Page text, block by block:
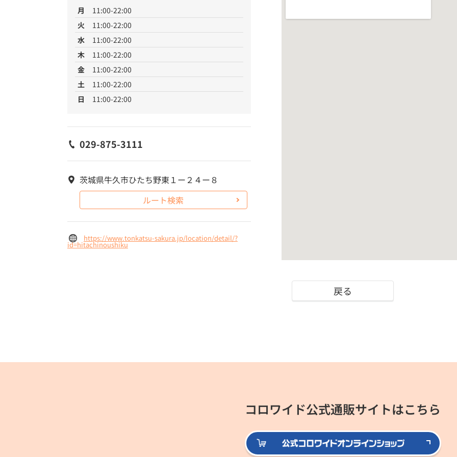
月
11:00-22:00
火
11:00-22:00
水
11:00-22:00
木
11:00-22:00
金
11:00-22:00
土
11:00-22:00
日
11:00-22:00
029-875-3111
茨城県牛久市ひたち野東１ー２４ー８
ルート検索
https://www.tonkatsu-sakura.jp/location/detail/?
id=hitachinoushiku
戻る
コロワイド公式通販サイトはこちら
公式